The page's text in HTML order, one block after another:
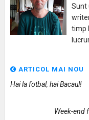
Sunt
timp
ARTICOL MAI NOU
Hai la fotbal, hai Bacaul!
Week-end